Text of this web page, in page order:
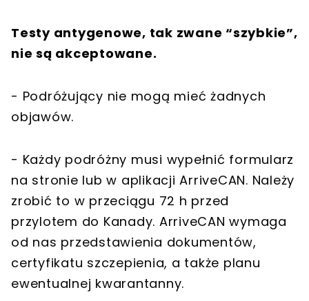
Testy antygenowe, tak zwane “szybkie”,
nie są akceptowane.
- Podróżujący nie mogą mieć żadnych
objawów.
- Każdy podróżny musi wypełnić formularz
na stronie lub w aplikacji ArriveCAN. Należy
zrobić to w przeciągu 72 h przed
przylotem do Kanady. ArriveCAN wymaga
od nas przedstawienia dokumentów,
certyfikatu szczepienia, a także planu
ewentualnej kwarantanny.